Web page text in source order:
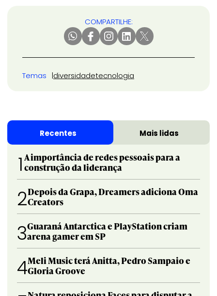
COMPARTILHE:
Temas diversidadetecnologia
Recentes Mais lidas
1 A importância de redes pessoais para a
construção da liderança
2Depois da Grapa, Dreamers adiciona Oma
Creators
3Guaraná Antarctica e PlayStation criam
arena gamer em SP
4Meli Music terá Anitta, Pedro Sampaio e
Gloria Groove